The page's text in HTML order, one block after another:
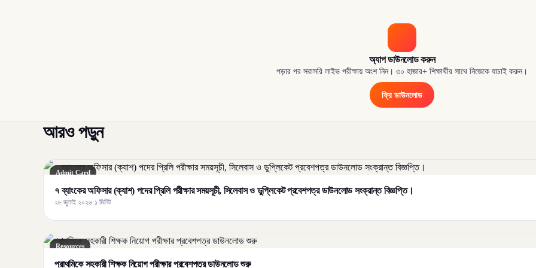
অ্যাপ ডাউনলোড করুন
পড়ার পর সরাসরি লাইভ পরীক্ষায় অংশ নিন। ৩০ হাজার+ শিক্ষার্থীর সাথে নিজেকে যাচাই করুন।
ফ্রি ডাউনলোড
আরও পড়ুন
Admit Card
৭ ব্যাংকের অফিসার (ক্যাশ) পদের প্রিলি পরীক্ষার সময়সূচী, সিলেবাস ও ডুপ্লিকেট প্রবেশপত্র ডাউনলোড সংক্রান্ত বিজ্ঞপ্তি।
২৮ জুলাই ২০২৬·১ মিনিট
Resources
প্রাথমিকে সহকারী শিক্ষক নিয়োগ পরীক্ষার প্রবেশপত্র ডাউনলোড শুরু